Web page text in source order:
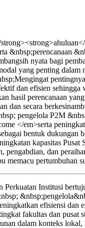
&nbsp;perencanaan
nyata bagi
yang penting
dan efisien
hasil perencanaan
dan secara
pengelola P2M
</em>serta
bentuk
kapasitas
pengabdian, dan
memacu
Perkuatan Institusi
efisiensi dan
fakultas dan pusat
dalam konteks